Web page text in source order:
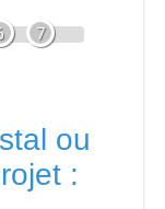
7
ou
: